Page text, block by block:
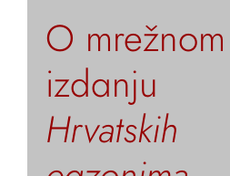
O mrežnom
izdanju
Hrvatskih